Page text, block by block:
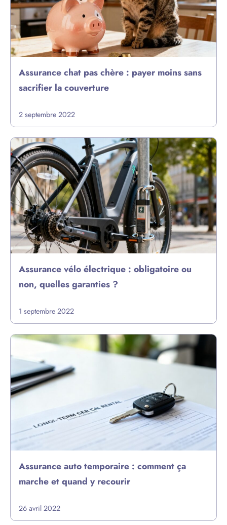
Assurance chat pas chère : payer moins sans
sacrifier la couverture
2 septembre 2022
Assurance vélo électrique : obligatoire ou
non, quelles garanties ?
1 septembre 2022
Assurance auto temporaire : comment ça
marche et quand y recourir
26 avril 2022